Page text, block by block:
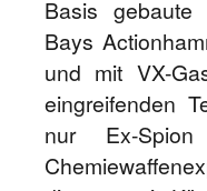
Basis gebaute
Bays
und mit VX-
eingreifenden
nur Ex-